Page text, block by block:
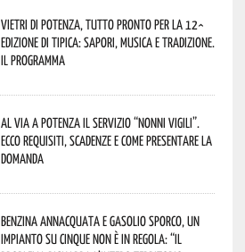
Vietri di Potenza, tutto pronto per la 12^
Edizione di Tipica: sapori, musica e tradizione.
Il programma
Al via a Potenza il servizio “Nonni Vigili”.
Ecco requisiti, scadenze e come presentare la
domanda
Benzina annacquata e gasolio sporco, un
impianto su cinque non è in regola: “il